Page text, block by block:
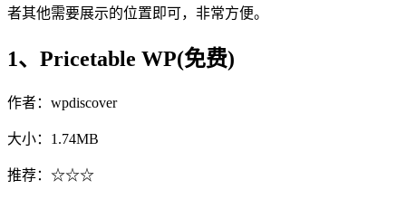
者其他需要展示的位置即可，非常方便。
1、Pricetable WP(免费)
作者：wpdiscover
大小：1.74MB
推荐：☆☆☆